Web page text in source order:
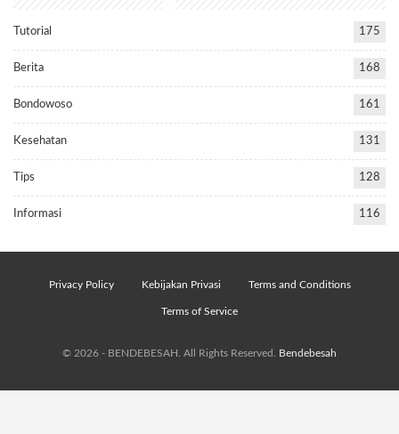
Tutorial 175
Berita 168
Bondowoso 161
Kesehatan 131
Tips 128
Informasi 116
Privacy Policy Kebijakan Privasi Terms and Conditions
Terms of Service
© 2026 - BENDEBESAH. All Rights Reserved. Bendebesah